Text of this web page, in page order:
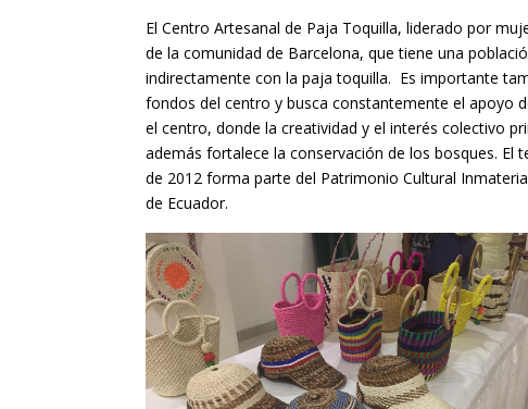
El Centro Artesanal de Paja Toquilla, liderado por
de la comunidad de Barcelona, que tiene una
indirectamente con la paja toquilla. Es importante
fondos del centro y busca constantemente el apoyo
el centro, donde la creatividad y el interés colectivo
además fortalece la conservación de los bosques.
de 2012 forma parte del Patrimonio Cultural
de Ecuador.